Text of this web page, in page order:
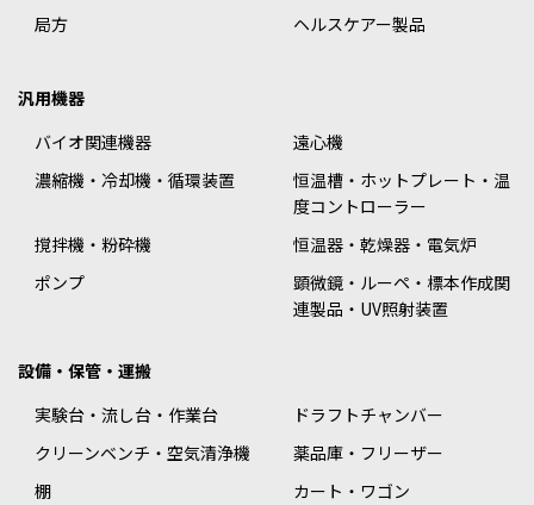
局方
ヘルスケアー製品
汎用機器
バイオ関連機器
遠心機
濃縮機・冷却機・循環装置
恒温槽・ホットプレート・温
度コントローラー
撹拌機・粉砕機
恒温器・乾燥器・電気炉
ポンプ
顕微鏡・ルーペ・標本作成関
連製品・UV照射装置
設備・保管・運搬
実験台・流し台・作業台
ドラフトチャンバー
クリーンベンチ・空気清浄機
薬品庫・フリーザー
棚
カート・ワゴン